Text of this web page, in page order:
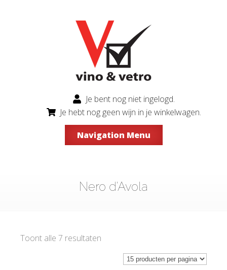
Je bent nog niet ingelogd.
Je hebt nog geen wijn in je winkelwagen.
Navigation Menu
Nero d'Avola
Toont alle 7 resultaten
populariteit